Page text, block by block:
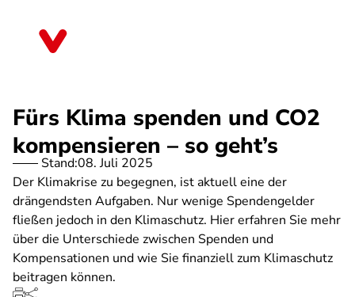
Fürs Klima spenden und CO2
kompensieren – so geht’s
Stand:08. Juli 2025
Der Klimakrise zu begegnen, ist aktuell eine der
drängendsten Aufgaben. Nur wenige Spendengelder
fließen jedoch in den Klimaschutz. Hier erfahren Sie mehr
über die Unterschiede zwischen Spenden und
Kompensationen und wie Sie finanziell zum Klimaschutz
beitragen können.